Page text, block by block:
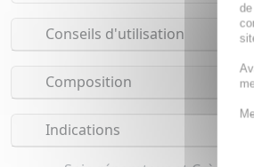
Conseils d'utilisation
Composition
Indications